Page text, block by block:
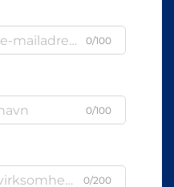
0/100
0/100
0/200